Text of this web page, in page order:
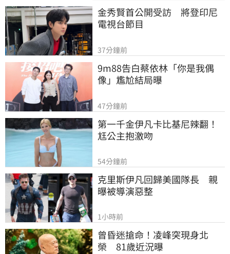
金秀賢首公開受訪　將登印尼
電視台節目
37分鐘前
9m88告白蔡依林「你是我偶
像」尷尬結局曝
47分鐘前
第一千金伊凡卡比基尼辣翻！
尪公主抱激吻
54分鐘前
克里斯伊凡回歸美國隊長　親
曝被導演惡整
1小時前
曾昏迷搶命！凌峰突現身北
榮　81歲近況曝